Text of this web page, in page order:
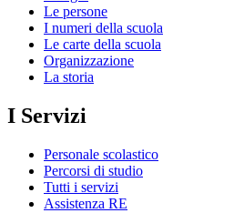
Le persone
I numeri della scuola
Le carte della scuola
Organizzazione
La storia
I Servizi
Personale scolastico
Percorsi di studio
Tutti i servizi
Assistenza RE